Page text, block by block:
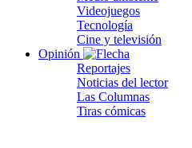
Videojuegos
Tecnología
Cine y televisión
Opinión
Reportajes
Noticias del lector
Las Columnas
Tiras cómicas